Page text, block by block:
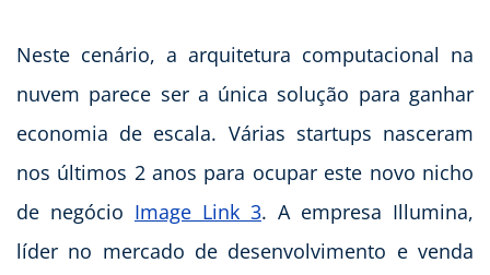
Neste cenário, a arquitetura computacional na
nuvem parece ser a única solução para ganhar
economia de escala. Várias startups nasceram
nos últimos 2 anos para ocupar este novo nicho
de negócio Image Link 3. A empresa Illumina,
líder no mercado de desenvolvimento e venda